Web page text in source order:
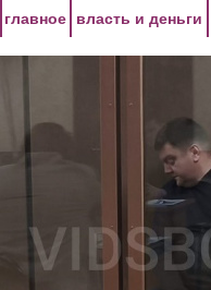
главное власть и деньги